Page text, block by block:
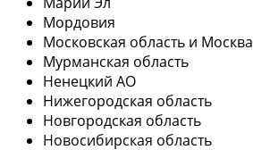
Мордовия
Московская область и Москва
Мурманская область
Ненецкий АО
Нижегородская область
Новгородская область
Новосибирская область